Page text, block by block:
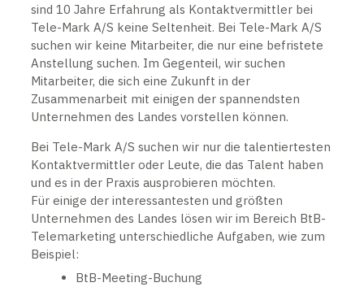
sind 10 Jahre Erfahrung als Kontaktvermittler bei
Tele-Mark A/S keine Seltenheit. Bei Tele-Mark A/S
suchen wir keine Mitarbeiter, die nur eine befristete
Anstellung suchen. Im Gegenteil, wir suchen
Mitarbeiter, die sich eine Zukunft in der
Zusammenarbeit mit einigen der spannendsten
Unternehmen des Landes vorstellen können.
Bei Tele-Mark A/S suchen wir nur die talentiertesten
Kontaktvermittler oder Leute, die das Talent haben
und es in der Praxis ausprobieren möchten.
Für einige der interessantesten und größten
Unternehmen des Landes lösen wir im Bereich BtB-
Telemarketing unterschiedliche Aufgaben, wie zum
Beispiel:
BtB-Meeting-Buchung